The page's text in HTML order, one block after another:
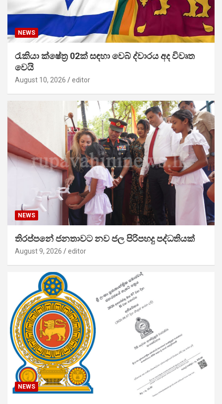
NEWS
රැකියා ක්ෂේත්‍ර 02ක් සඳහා වෙබ් ද්වාරය අද විවෘත
වෙයි
August 10, 2026 editor
NEWS
තිරප්පනේ ජනතාවට නව ජල පිරිපහදු පද්ධතියක්
August 9, 2026 editor
NEWS